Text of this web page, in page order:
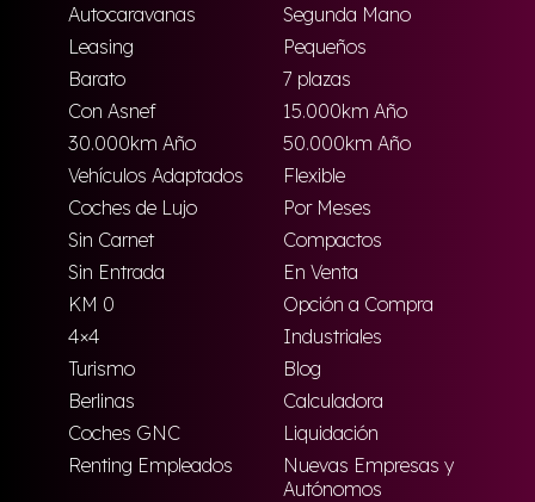
Autocaravanas
Segunda Mano
Leasing
Pequeños
Barato
7 plazas
Con Asnef
15.000km Año
30.000km Año
50.000km Año
Vehículos Adaptados
Flexible
Coches de Lujo
Por Meses
Sin Carnet
Compactos
Sin Entrada
En Venta
KM 0
Opción a Compra
4×4
Industriales
Turismo
Blog
Berlinas
Calculadora
Coches GNC
Liquidación
Renting Empleados
Nuevas Empresas y
Autónomos